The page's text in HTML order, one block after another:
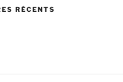
RÉCENTS